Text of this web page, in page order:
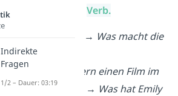
immer ein Verb.
→ Was macht die
Katze? →
Emily
gestern einen Film im
Kinogeschaut
. → Was hat Emily
Indirekte
Fragen
1/2 – Dauer: 03:19